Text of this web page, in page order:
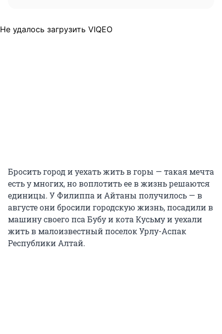
Не удалось загрузить VIQEO
Бросить город и уехать жить в горы — такая мечта
есть у многих, но воплотить ее в жизнь решаются
единицы. У Филиппа и Айтаны получилось — в
августе они бросили городскую жизнь, посадили в
машину своего пса Бубу и кота Кусьму и уехали
жить в малоизвестный поселок Урлу-Аспак
Республики Алтай.